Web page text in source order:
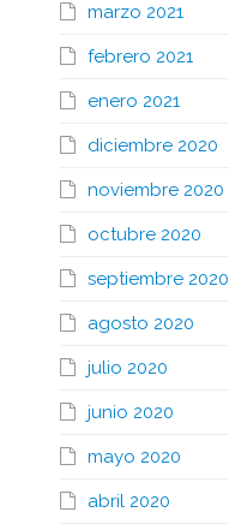
marzo 2021
febrero 2021
enero 2021
diciembre 2020
noviembre 2020
octubre 2020
septiembre 2020
agosto 2020
julio 2020
junio 2020
mayo 2020
abril 2020